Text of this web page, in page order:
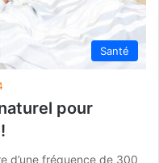
Santé
pour
d’une fréquence de 300